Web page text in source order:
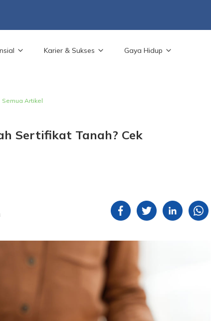
Karier & Sukses Gaya Hidup
Semua Artikel
Sertifikat Tanah? Cek